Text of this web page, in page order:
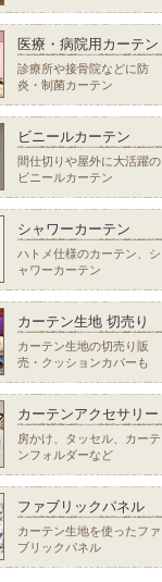
医療・病院用カーテン
診療所や接骨院などに防
炎・制菌カーテン
ビニールカーテン
間仕切りや屋外に大活躍の
ビニールカーテン
シャワーカーテン
ハトメ仕様のカーテン、シ
ャワーカーテン
カーテン生地 切売り
カーテン生地の切売り販
売・クッションカバーも
カーテンアクセサリー
房かけ、タッセル、カーテ
ンフォルダーなど
ファブリックパネル
カーテン生地を使ったファ
ブリックパネル